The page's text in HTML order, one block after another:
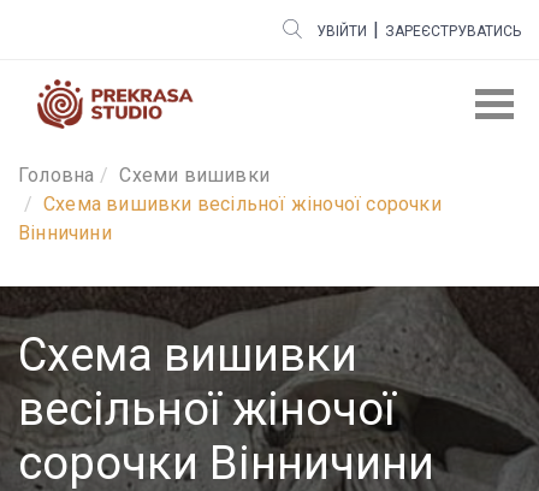
УВІЙТИ | ЗАРЕЄСТРУВАТИСЬ
Головна
Cхеми вишивки
Схема вишивки весільної жіночої сорочки
Вінничини
Схема вишивки
весільної жіночої
сорочки Вінничини